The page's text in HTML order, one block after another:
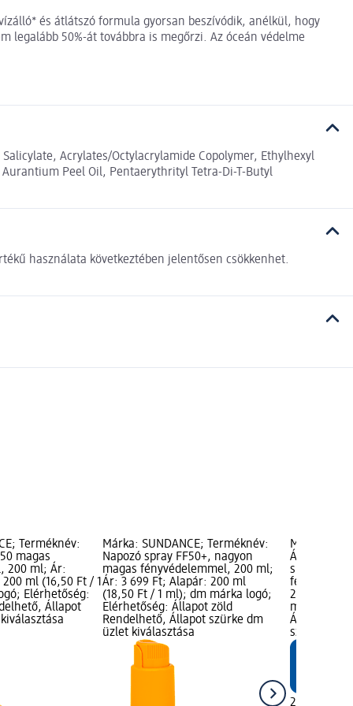
és átlátszó formula gyorsan beszívódik, anélkül, hogy
50%-át továbbra is megőrzi. Az óceán védelme
Acrylates/Octylacrylamide Copolymer, Ethylhexyl
Peel Oil, Pentaerythrityl Tetra-Di-T-Butyl
használata következtében jelentősen csökkenhet.
Terméknév:
magas
200 ml; Ár:
ml (16,50 Ft / 1
Elérhetőség:
Állapot
Márka: SUNDANCE; Terméknév:
Napozó spray FF50+, nagyon
magas fényvédelemmel, 200 ml;
Ár: 3 699 Ft; Alapár: 200 ml
(18,50 Ft / 1 ml); dm márka logó;
Elérhetőség: Állapot zöld
Rendelhető, Állapot szürke dm
üzlet kiválasztása
Márka:
Átlátszó
2 299 Ft;
ml); dm
Állapot
szürke dm
2 299 Ft